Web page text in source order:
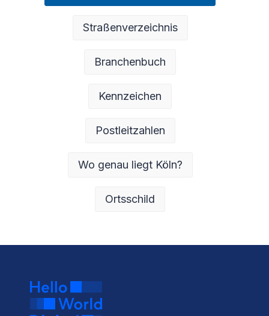
Straßenverzeichnis
Branchenbuch
Kennzeichen
Postleitzahlen
Wo genau liegt Köln?
Ortsschild